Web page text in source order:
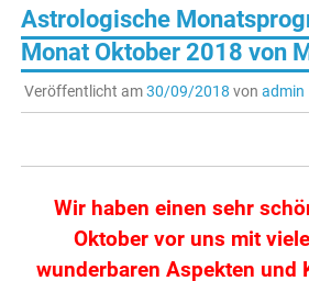
Astrologische
Monat Oktober 2018 von
Veröffentlicht am30/09/2018 von admin
Wir haben einen sehr
Oktober vor uns mit
wunderbaren Aspekten und